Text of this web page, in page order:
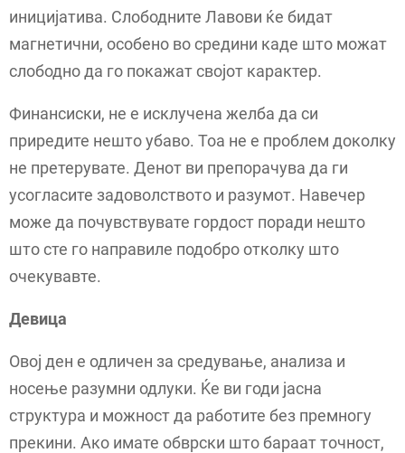
иницијатива. Слободните Лавови ќе бидат
магнетични, особено во средини каде што можат
слободно да го покажат својот карактер.
Финансиски, не е исклучена желба да си
приредите нешто убаво. Тоа не е проблем доколку
не претерувате. Денот ви препорачува да ги
усогласите задоволството и разумот. Навечер
може да почувствувате гордост поради нешто
што сте го направиле подобро отколку што
очекувавте.
Девица
Овој ден е одличен за средување, анализа и
носење разумни одлуки. Ќе ви годи јасна
структура и можност да работите без премногу
прекини. Ако имате обврски што бараат точност,